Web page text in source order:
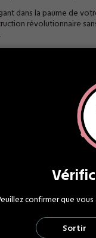
dans la paume de
révolutionnaire
dont vous aurez
confirmer que vous
Sortir